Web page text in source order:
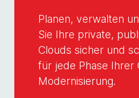
Planen, verwalten
Sie Ihre private,
Clouds sicher und
für jede Phase Ihrer
Modernisierung.